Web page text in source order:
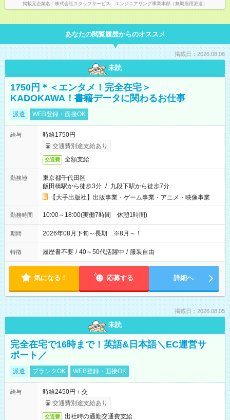
掲載元企業名 株式会社スタッフサービス エンジニアリング事業本部（無期雇用派遣）
あなたの閲覧履歴からのオススメ
掲載日：2026.08.06
未読
1750円＊＜エンタメ！完全在宅＞
KADOKAWA！書籍データに関わるお仕事
派遣 WEB登録・面接OK
給与
時給1750円
交通費別途支給あり
交通費 全額支給
勤務地
東京都千代田区
飯田橋駅から徒歩3分 / 九段下駅から徒歩7分
【大手出版社】出版事業・ゲーム事業・アニメ・映像事業
勤務時間 10:00～18:00(実働7時間 休憩1時間)
期間 2026年08月下旬～長期 ※8月～！
特徴 履歴書不要 / 40～50代活躍中 / 服装自由
気になる！ 応募する 詳細へ
掲載日：2026.08.05
未読
完全在宅で16時まで！英語&日本語＼EC運営サ
ポート／
派遣 ブランクOK WEB登録・面接OK
給与
時給2450円＋交
交通費別途支給あり
交通費 出社時の通勤交通費支給